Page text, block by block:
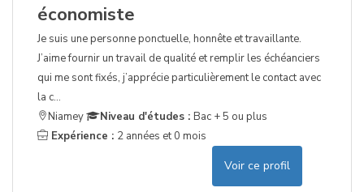
économiste
Je suis une personne ponctuelle, honnête et travaillante.
J’aime fournir un travail de qualité et remplir les échéanciers
qui me sont fixés, j’apprécie particulièrement le contact avec
la c...
Niamey
Niveau d'études : Bac + 5 ou plus
Expérience : 2 années et 0 mois
Voir ce profil